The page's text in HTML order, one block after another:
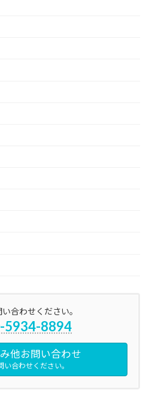
合わせください。
5934-8894
他お問い合わせ
い合わせください。